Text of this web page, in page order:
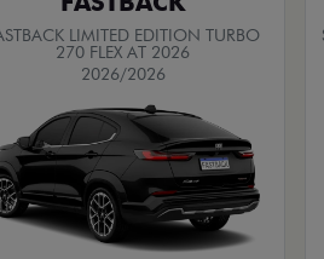
LIMITED EDITION TURBO
270 FLEX AT 2026
2026/2026